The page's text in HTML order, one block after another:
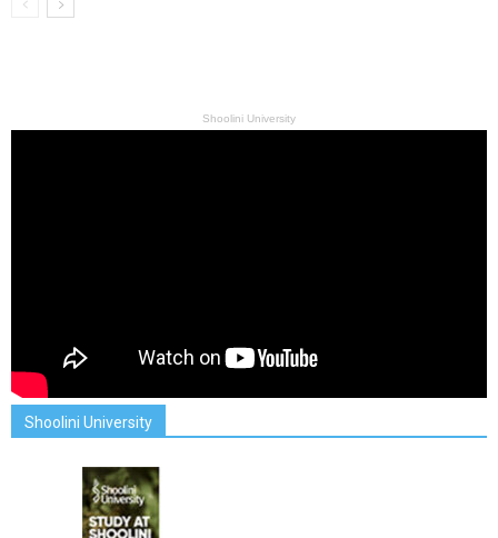
Shoolini University
Shoolini University